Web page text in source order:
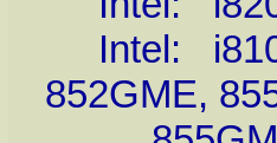
Intel: i810,
852GME,